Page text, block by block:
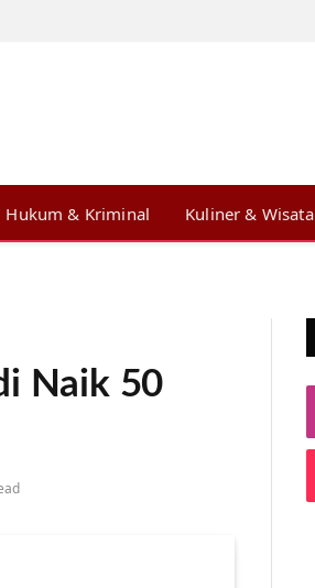
Hukum & Kriminal Kuliner & Wisata
Naik 50